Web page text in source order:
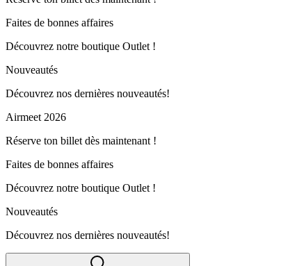
Faites de bonnes affaires
Découvrez notre boutique Outlet !
Nouveautés
Découvrez nos dernières nouveautés!
Airmeet 2026
Réserve ton billet dès maintenant !
Faites de bonnes affaires
Découvrez notre boutique Outlet !
Nouveautés
Découvrez nos dernières nouveautés!